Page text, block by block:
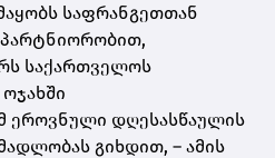
საფრანგეთთან
საქართველოს
ეროვნული დღესასწაულის
გიხდით, – ამის